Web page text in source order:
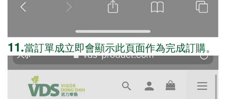
11.當訂單成立即會顯示此頁面作為完成訂購。